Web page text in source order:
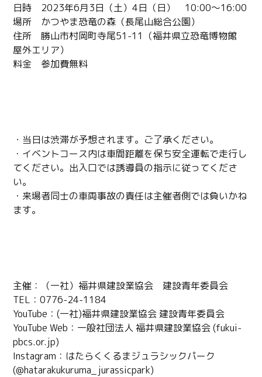
日時 2023年6月3日（土）4日（日） 10:00～16:00
場所 かつやま恐竜の森（長尾山総合公園）
住所 勝山市村岡町寺尾51-11（福井県立恐竜博物館
屋外エリア）
料金 参加費無料
・当日は渋滞が予想されます。ご了承ください。
・イベントコース内は車間距離を保ち安全運転で走行し
てください。出入口では誘導員の指示に従ってくださ
い。
・来場者同士の車両事故の責任は主催者側では負いかね
ます。
主催：（一社）福井県建設業協会 建設青年委員会
TEL：0776-24-1184
YouTube：(一社)福井県建設業協会 建設青年委員会
YouTube Web：一般社団法人 福井県建設業協会 (fukui-
pbcs.or.jp)
Instagram：はたらくくるまジュラシックパーク
(@hatarakukuruma_jurassicpark)